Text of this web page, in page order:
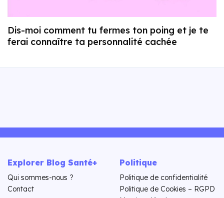
Dis-moi comment tu fermes ton poing et je te
ferai connaître ta personnalité cachée
Explorer Blog Santé+
Qui sommes-nous ?
Contact
Politique
Politique de confidentialité
Politique de Cookies – RGPD